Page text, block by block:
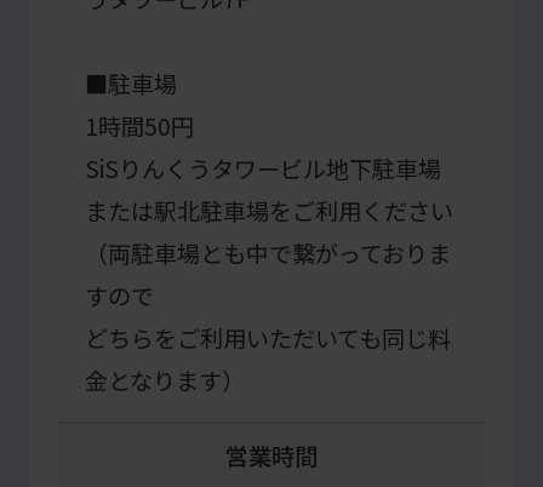
■駐車場
1時間50円
SiSりんくうタワービル地下駐車場
または駅北駐車場をご利用ください
（両駐車場とも中で繋がっておりま
すので
どちらをご利用いただいても同じ料
金となります）
営業時間